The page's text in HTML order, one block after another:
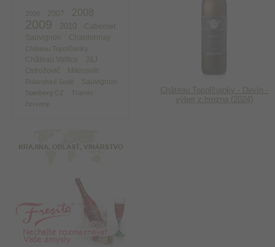
2007 2008
2009 2010
Cabernet
Sauvignon
Chardonnay
Château Topoľčianky
Château Valtice
J&J
Ostrožovič
Mikrosvín
Rulandské šedé Sauvignon
Spielberg CZ
Tramín
červený
Château Topoľčianky - Devín -
výber z hrozna (2024)